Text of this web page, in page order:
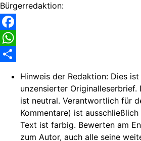
Bürgerredaktion:
Facebook
WhatsApp
Hinweis der Redaktion: Dies
unzensierter
ist neutral. Verantwortlich für
Kommentare) ist
Text ist farbig. Bewerten am
zum Autor, auch alle seine